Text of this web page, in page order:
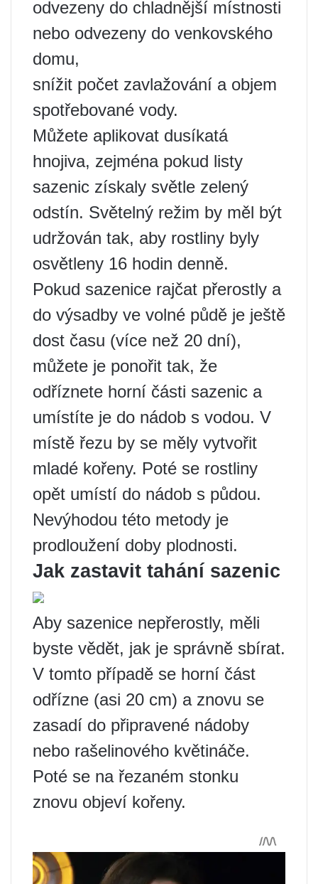
odvezeny do chladnější místnosti
nebo odvezeny do venkovského
domu,
snížit počet zavlažování a objem
spotřebované vody.
Můžete aplikovat dusíkatá
hnojiva, zejména pokud listy
sazenic získaly světle zelený
odstín. Světelný režim by měl být
udržován tak, aby rostliny byly
osvětleny 16 hodin denně.
Pokud sazenice rajčat přerostly a
do výsadby ve volné půdě je ještě
dost času (více než 20 dní),
můžete je ponořit tak, že
odříznete horní části sazenic a
umístíte je do nádob s vodou. V
místě řezu by se měly vytvořit
mladé kořeny. Poté se rostliny
opět umístí do nádob s půdou.
Nevýhodou této metody je
prodloužení doby plodnosti.
Jak zastavit tahání sazenic
Aby sazenice nepřerostly, měli
byste vědět, jak je správně sbírat.
V tomto případě se horní část
odřízne (asi 20 cm) a znovu se
zasadí do připravené nádoby
nebo rašelinového květináče.
Poté se na řezaném stonku
znovu objeví kořeny.